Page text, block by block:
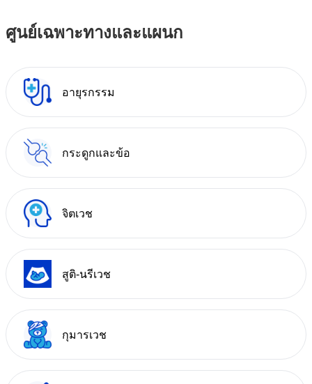
ศูนย์เฉพาะทางและแผนก
อายุรกรรม
กระดูกและข้อ
จิตเวช
สูติ-นรีเวช
กุมารเวช